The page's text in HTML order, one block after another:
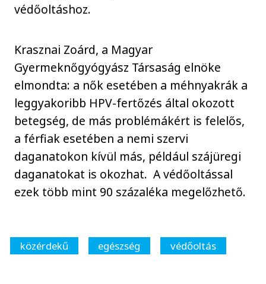
védőoltáshoz.
Krasznai Zoárd, a Magyar
Gyermeknőgyógyász Társaság elnöke
elmondta: a nők esetében a méhnyakrák a
leggyakoribb HPV-fertőzés által okozott
betegség, de más problémákért is felelős,
a férfiak esetében a nemi szervi
daganatokon kívül más, például szájüregi
daganatokat is okozhat. A védőoltással
ezek több mint 90 százaléka megelőzhető.
közérdekű egészség védőoltás